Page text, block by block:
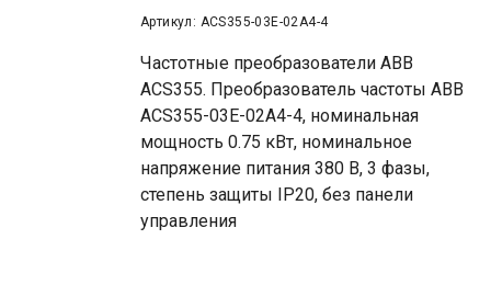
Артикул: ACS355-03E-02A4-4
Частотные преобразователи ABB
ACS355. Преобразователь частоты ABB
ACS355-03E-02A4-4, номинальная
мощность 0.75 кВт, номинальное
напряжение питания 380 В, 3 фазы,
степень защиты IP20, без панели
управления